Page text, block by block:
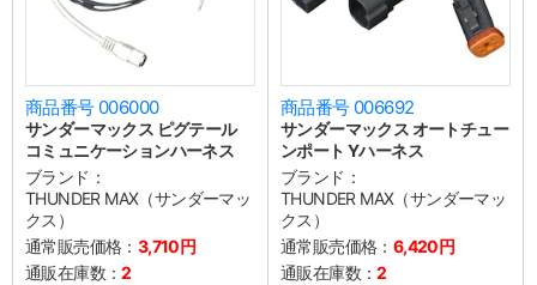
商品番号 006000
サンダーマックス ピグテール
コミュニケーションハーネス
ブランド：
THUNDER MAX（サンダーマッ
クス）
通常販売価格： 3,710円
通販在庫数：2
商品番号 006692
サンダーマックス オートチュー
ンポート Yハーネス
ブランド：
THUNDER MAX（サンダーマッ
クス）
通常販売価格： 6,420円
通販在庫数：2